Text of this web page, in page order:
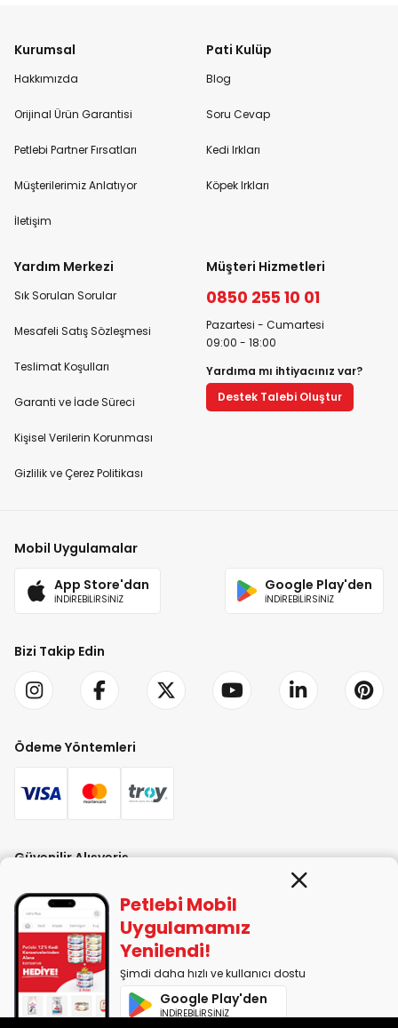
Kurumsal
Hakkımızda
Orijinal Ürün Garantisi
Petlebi Partner Fırsatları
Müşterilerimiz Anlatıyor
İletişim
Pati Kulüp
Blog
Soru Cevap
Kedi Irkları
Köpek Irkları
Yardım Merkezi
Sık Sorulan Sorular
Mesafeli Satış Sözleşmesi
Teslimat Koşulları
Garanti ve İade Süreci
Kişisel Verilerin Korunması
Gizlilik ve Çerez Politikası
Müşteri Hizmetleri
0850 255 10 01
Pazartesi - Cumartesi
09:00 - 18:00
Yardıma mı ihtiyacınız var?
Destek Talebi Oluştur
Mobil Uygulamalar
App Store'dan
İNDİREBİLİRSİNİZ
Google Play'den
İNDİREBİLİRSİNİZ
Bizi Takip Edin
Ödeme Yöntemleri
Güvenilir Alışveriş
PETLEBİ EVCİL HAYVAN ÜRÜNLERİ PAZ. SAN. TİC. LTD. ŞTİ. Alaşarköy Mah.
1. Alaşar Cad. No: 9 Osmangazi/Bursa
Petlebi Mobil
Uygulamamız
Yenilendi!
Şimdi daha hızlı ve kullanıcı dostu
Google Play'den
İNDİREBİLİRSİNİZ